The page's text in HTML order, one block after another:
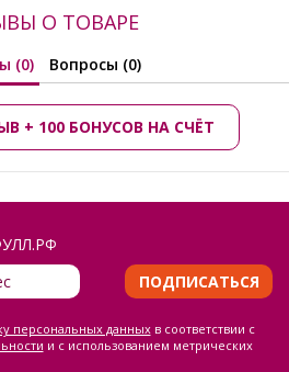
О ТОВАРЕ
(0) Вопросы (0)
+ 100 БОНУСОВ НА СЧЁТ
ПОДПИСАТЬСЯ
персональных данныхв соответствии с
и с использованием метрических